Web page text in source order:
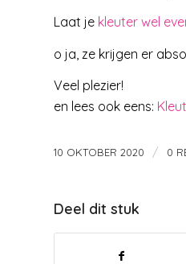
Laat je kleuter wel
o ja, ze krijgen er
Veel plezier!
en lees ook eens:
10 OKTOBER 2020 / 0
Deel dit stuk